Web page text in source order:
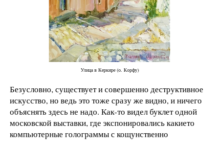
Улица в Керкире (о. Корфу)
Безусловно, существует и совершенно деструктивное
искусство, но ведь это тоже сразу же видно, и ничего
объяснять здесь не надо. Как-то видел буклет одной
московской выставки, где экспонировались какие­то
компьютерные голограммы с кощунственно